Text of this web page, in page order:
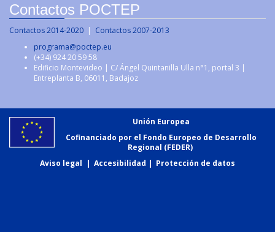
Contactos POCTEP
Contactos 2014-2020 | Contactos 2007-2013
programa@poctep.eu
(+34) 924 20 59 58
Edificio Montevideo | C/ Ángel Quintanilla Ulla n°1, portal 3 |
Entreplanta B, 06011, Badajoz
Unión Europea
Cofinanciado por el Fondo Europeo de Desarrollo
Regional (FEDER)
Aviso legal | Accesibilidad | Protección de datos